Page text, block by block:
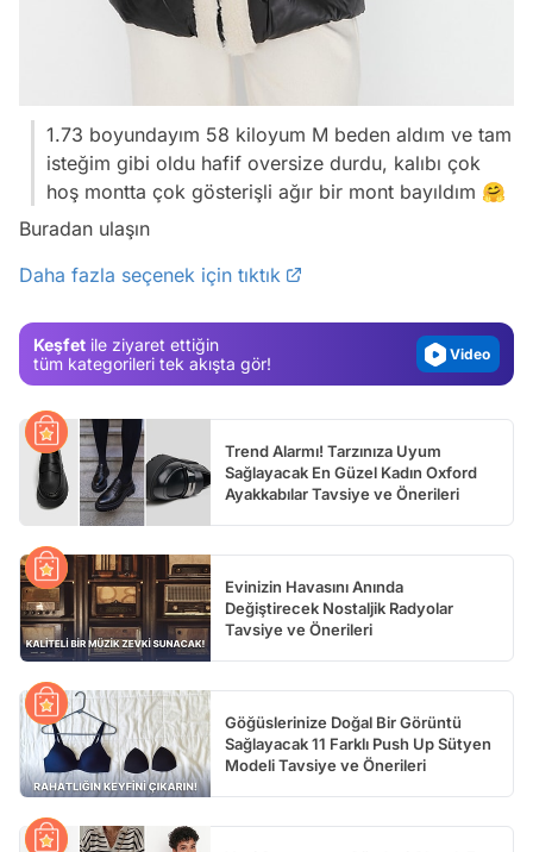
1.73 boyundayım 58 kiloyum M beden aldım ve tam
isteğim gibi oldu hafif oversize durdu, kalıbı çok
hoş montta çok gösterişli ağır bir mont bayıldım 🤗
Buradan ulaşın
Daha fazla seçenek için tıktık
Keşfet ile ziyaret ettiğin
tüm kategorileri tek akışta gör!
Video
Video
Trend Alarmı! Tarzınıza Uyum
Sağlayacak En Güzel Kadın Oxford
Ayakkabılar Tavsiye ve Önerileri
Evinizin Havasını Anında
Değiştirecek Nostaljik Radyolar
Tavsiye ve Önerileri
Göğüslerinize Doğal Bir Görüntü
Sağlayacak 11 Farklı Push Up Sütyen
Modeli Tavsiye ve Önerileri